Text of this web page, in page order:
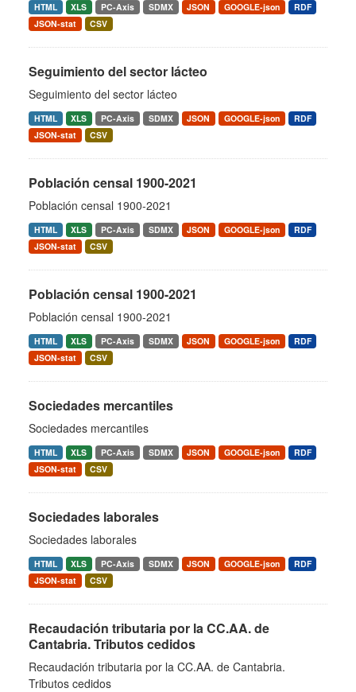
HTML XLS PC-Axis SDMX JSON GOOGLE-json
RDF
JSON-stat
CSV
Seguimiento del sector lácteo
Seguimiento del sector lácteo
HTML XLS PC-Axis SDMX JSON GOOGLE-json
RDF
JSON-stat
CSV
Población censal 1900-2021
Población censal 1900-2021
HTML XLS PC-Axis SDMX JSON GOOGLE-json
RDF
JSON-stat
CSV
Población censal 1900-2021
Población censal 1900-2021
HTML XLS PC-Axis SDMX JSON GOOGLE-json
RDF
JSON-stat
CSV
Sociedades mercantiles
Sociedades mercantiles
HTML XLS PC-Axis SDMX JSON GOOGLE-json
RDF
JSON-stat
CSV
Sociedades laborales
Sociedades laborales
HTML XLS PC-Axis SDMX JSON GOOGLE-json
RDF
JSON-stat
CSV
Recaudación tributaria por la CC.AA. de
Cantabria. Tributos cedidos
Recaudación tributaria por la CC.AA. de Cantabria.
Tributos cedidos